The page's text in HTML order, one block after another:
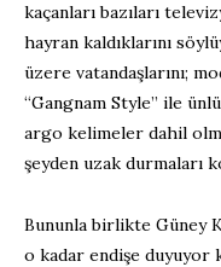
kaçanları bazıları
hayran kaldıklarını
üzere vatandaşlarını;
“Gangnam Style” ile
argo kelimeler dahil
şeyden uzak durmaları
Bununla birlikte Güney
o kadar endişe duyuyor